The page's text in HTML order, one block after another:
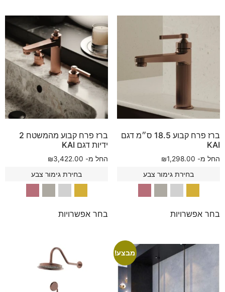
ברז פרח קבוע 18.5 ס״מ דגם
KAI
החל מ- ₪1,298.00
בחירת גימור צבע
בחר אפשרויות
ברז פרח קבוע מהמשטח 2
ידיות דגם KAI
החל מ- ₪3,422.00
בחירת גימור צבע
בחר אפשרויות
מבצע!